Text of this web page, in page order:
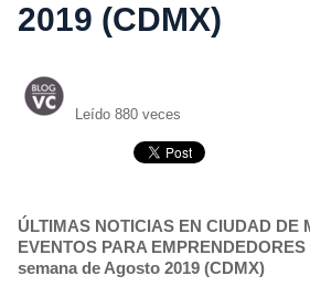
2019 (CDMX)
Leído 880 veces
ÚLTIMAS NOTICIAS EN CIUDAD DE
EVENTOS PARA
semana de Agosto 2019 (CDMX)